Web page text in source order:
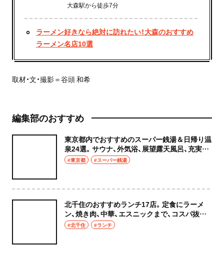
大森駅から徒歩7分
ラーメン好きなら絶対に訪れたい！大森のおすすめ
ラーメン名店10選
取材・文・撮影＝谷頭 和希
編集部のおすすめ
東京都内でおすすめのスーパー銭湯＆日帰り温
泉24選。サウナ、外気浴、展望露天風呂、充実の
癒やし空間へ
#東京都 #スーパー銭湯
北千住のおすすめランチ17店。定食にラーメ
ン、焼き肉、中華、エスニックまで、コスパ抜群
な店もおしゃれな店も網羅してご紹介！
#北千住 #ランチ